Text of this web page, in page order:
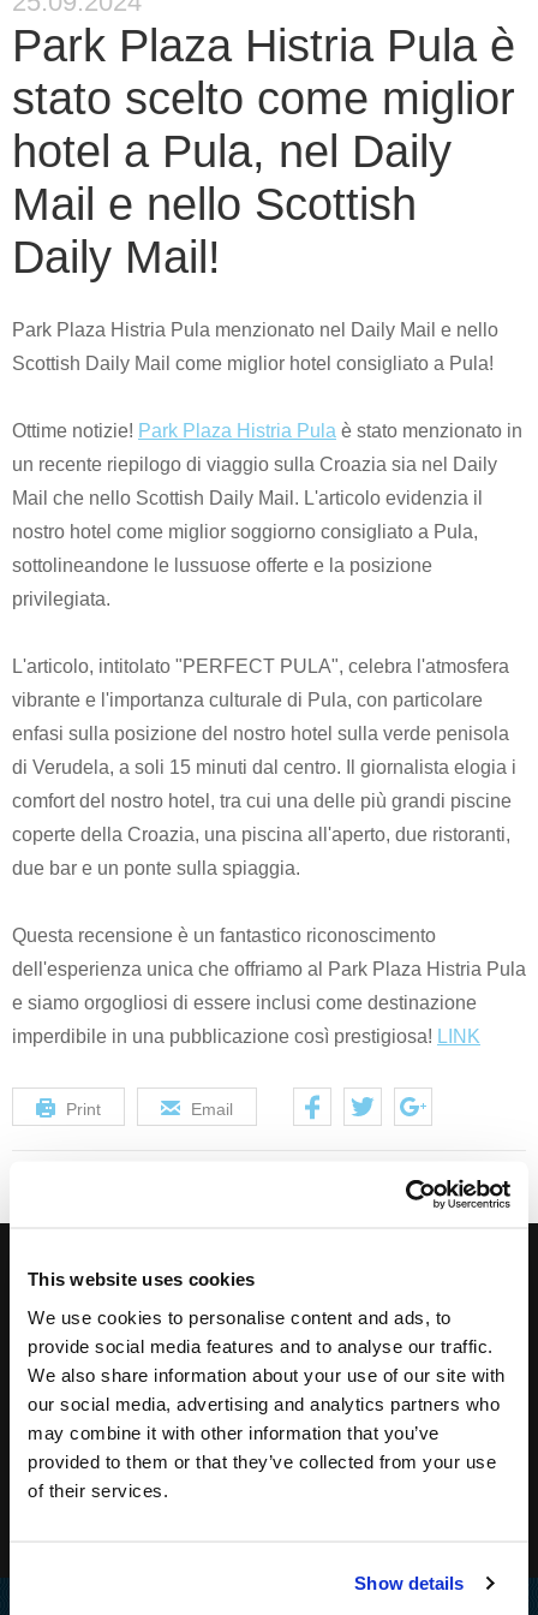
This website uses cookies
We use cookies to personalise content and ads, to
provide social media features and to analyse our traffic.
We also share information about your use of our site with
our social media, advertising and analytics partners who
may combine it with other information that you’ve
provided to them or that they’ve collected from your use
of their services.
Show details
Park Plaza Histria Pula è
stato scelto come miglior
hotel a Pula, nel Daily
Mail e nello Scottish
Daily Mail!
Park Plaza Histria Pula menzionato nel Daily Mail e nello
Scottish Daily Mail come miglior hotel consigliato a Pula!
Ottime notizie! Park Plaza Histria Pula è stato menzionato in
un recente riepilogo di viaggio sulla Croazia sia nel Daily
Mail che nello Scottish Daily Mail. L'articolo evidenzia il
nostro hotel come miglior soggiorno consigliato a Pula,
sottolineandone le lussuose offerte e la posizione
privilegiata.
L'articolo, intitolato "PERFECT PULA", celebra l'atmosfera
vibrante e l'importanza culturale di Pula, con particolare
enfasi sulla posizione del nostro hotel sulla verde penisola
di Verudela, a soli 15 minuti dal centro. Il giornalista elogia i
comfort del nostro hotel, tra cui una delle più grandi piscine
coperte della Croazia, una piscina all'aperto, due ristoranti,
due bar e un ponte sulla spiaggia.
Questa recensione è un fantastico riconoscimento
dell'esperienza unica che offriamo al Park Plaza Histria Pula
e siamo orgogliosi di essere inclusi come destinazione
imperdibile in una pubblicazione così prestigiosa! LINK
Print Email
Iscriviti alla newsletter per ricevere le nostre offerte
speciali!